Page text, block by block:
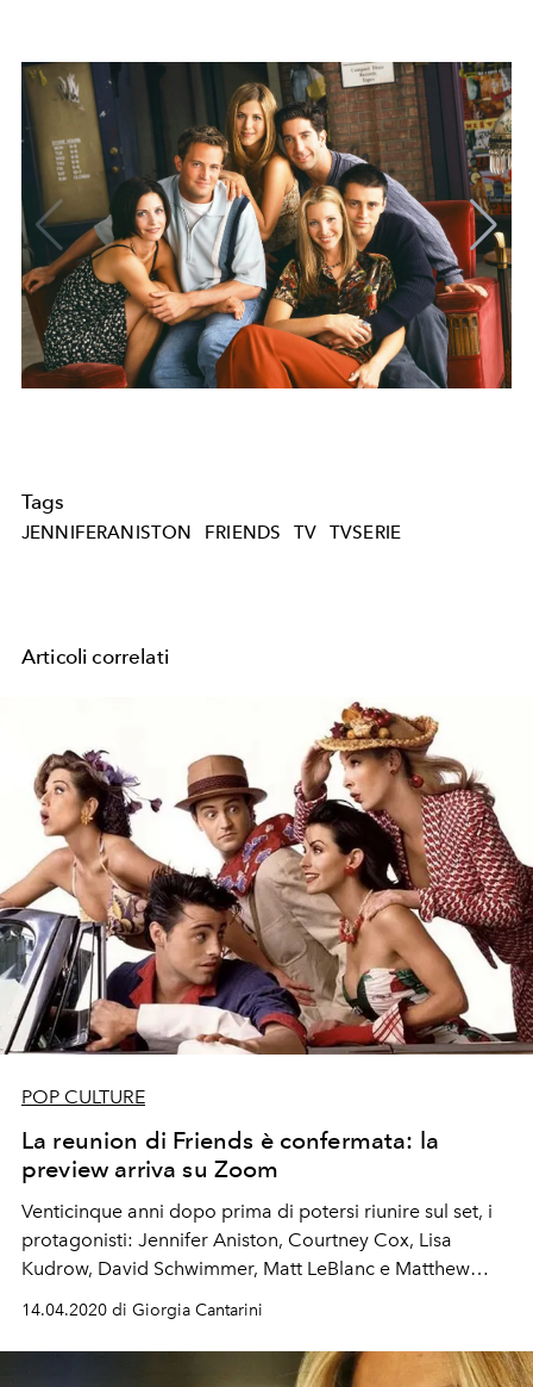
Tags
JENNIFERANISTON FRIENDS TV TVSERIE
Articoli correlati
POP CULTURE
La reunion di Friends è confermata: la
preview arriva su Zoom
Venticinque anni dopo prima di potersi riunire sul set, i
protagonisti: Jennifer Aniston, Courtney Cox, Lisa
Kudrow, David Schwimmer, Matt LeBlanc e Matthew
Perry vanno online durante la quarantena
14.04.2020 di Giorgia Cantarini